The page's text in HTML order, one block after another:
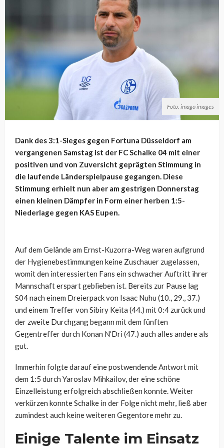
Foto: imago images
Dank des 3:1-Sieges gegen Fortuna Düsseldorf am
vergangenen Samstag ist der FC Schalke 04 mit einer
positiven und von Zuversicht geprägten Stimmung in
die laufende Länderspielpause gegangen. Diese
Stimmung erhielt nun aber am gestrigen Donnerstag
einen kleinen Dämpfer in Form einer herben 1:5-
Niederlage gegen KAS Eupen.
Auf dem Gelände am Ernst-Kuzorra-Weg waren aufgrund
der Hygienebestimmungen keine Zuschauer zugelassen,
womit den interessierten Fans ein schwacher Auftritt ihrer
Mannschaft erspart geblieben ist. Bereits zur Pause lag
S04 nach einem Dreierpack von Isaac Nuhu (10., 29., 37.)
und einem Treffer von Sibiry Keita (44.) mit 0:4 zurück und
der zweite Durchgang begann mit dem fünften
Gegentreffer durch Konan N‘Dri (47.) auch alles andere als
gut.
Immerhin folgte darauf eine postwendende Antwort mit
dem 1:5 durch Yaroslav Mihkailov, der eine schöne
Einzelleistung erfolgreich abschließen konnte. Weiter
verkürzen konnte Schalke in der Folge nicht mehr, ließ aber
zumindest auch keine weiteren Gegentore mehr zu.
Einige Talente im Einsatz